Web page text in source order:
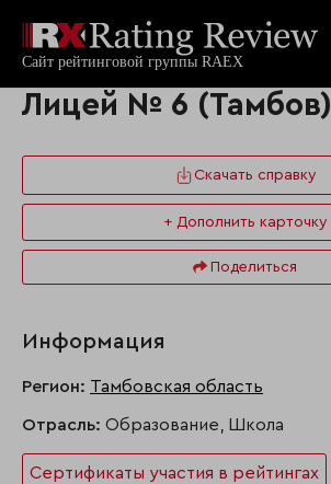
Лицей № 6 (Тамбов)
Скачать справку
+ Дополнить карточку
Поделиться
Информация
Регион: Тамбовская область
Отрасль: Образование, Школа
Сертификаты участия в рейтингах